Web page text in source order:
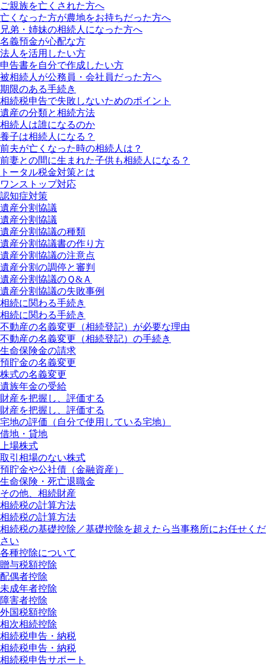
ご親族を亡くされた方へ
亡くなった方が農地をお持ちだった方へ
兄弟・姉妹の相続人になった方へ
名義預金が心配な方
法人を活用したい方
申告書を自分で作成したい方
被相続人が公務員・会社員だった方へ
期限のある手続き
相続税申告で失敗しないためのポイント
遺産の分類と相続方法
相続人は誰になるのか
養子は相続人になる？
前夫が亡くなった時の相続人は？
前妻との間に生まれた子供も相続人になる？
トータル税金対策とは
ワンストップ対応
認知症対策
遺産分割協議
遺産分割協議
遺産分割協議の種類
遺産分割協議書の作り方
遺産分割協議の注意点
遺産分割の調停と審判
遺産分割協議のＱ&Ａ
遺産分割協議の失敗事例
相続に関わる手続き
相続に関わる手続き
不動産の名義変更（相続登記）が必要な理由
不動産の名義変更（相続登記）の手続き
生命保険金の請求
預貯金の名義変更
株式の名義変更
遺族年金の受給
財産を把握し、評価する
財産を把握し、評価する
宅地の評価（自分で使用している宅地）
借地・貸地
上場株式
取引相場のない株式
預貯金や公社債（金融資産）
生命保険・死亡退職金
その他、相続財産
相続税の計算方法
相続税の計算方法
相続税の基礎控除／基礎控除を超えたら当事務所にお任せくだ
さい
各種控除について
贈与税額控除
配偶者控除
未成年者控除
障害者控除
外国税額控除
相次相続控除
相続税申告・納税
相続税申告・納税
相続税申告サポート